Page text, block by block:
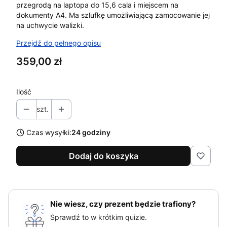
przegrodą na laptopa do 15,6 cala i miejscem na
dokumenty A4. Ma szlufkę umożliwiającą zamocowanie jej
na uchwycie walizki.
Przejdź do pełnego opisu
Cena
359,00 zł
Ilość
szt.
Czas wysyłki:24 godziny
Dodaj do koszyka
Nie wiesz, czy prezent będzie trafiony?
Sprawdź to w krótkim quizie.